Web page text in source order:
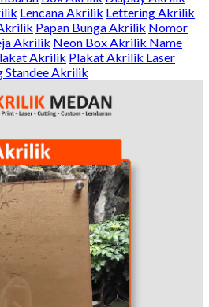
Lencana Akrilik Lettering Akrilik
Papan Bunga Akrilik Nomor
Akrilik Neon Box Akrilik Name
Akrilik Plakat Akrilik Laser
Standee Akrilik